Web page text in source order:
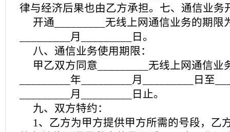
律与经济后果也由乙方承担。七、通信业务
开通_________无线上网通信业务的期限
_________月_________日。
八、通信业务使用期限：
甲乙双方同意_________无线上网通信业
_________年_________月_________日至
_________月_________日止。
九、双方特约：
1、乙方为甲方提供甲方所需的号段，乙